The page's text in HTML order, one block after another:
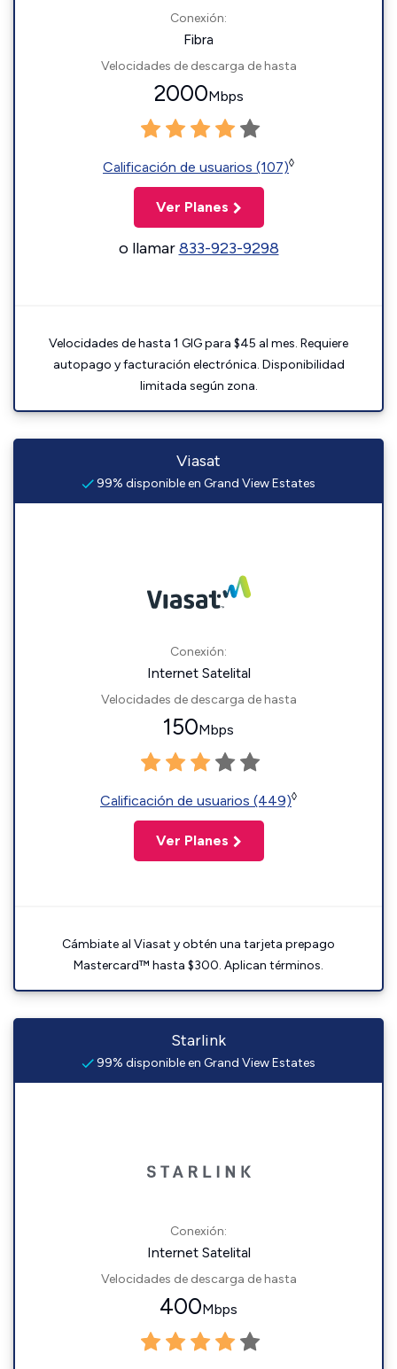
Conexión:
Fibra
Velocidades de descarga de hasta
2000Mbps
Calificación de usuarios (107)◊
Ver Planes
o llamar833-923-9298
Velocidades de hasta 1 GIG para $45 al mes. Requiere
autopago y facturación electrónica. Disponibilidad
limitada según zona.
Viasat
99% disponible en Grand View Estates
Conexión:
Internet Satelital
Velocidades de descarga de hasta
150Mbps
Calificación de usuarios (449)◊
Ver Planes
Cámbiate al Viasat y obtén una tarjeta prepago
Mastercard™ hasta $300. Aplican términos.
Starlink
99% disponible en Grand View Estates
Conexión:
Internet Satelital
Velocidades de descarga de hasta
400Mbps